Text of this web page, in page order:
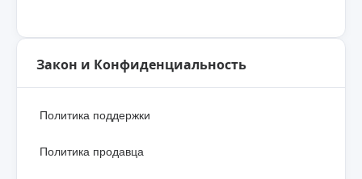
Закон и Конфиденциальность
Политика поддержки
Политика продавца